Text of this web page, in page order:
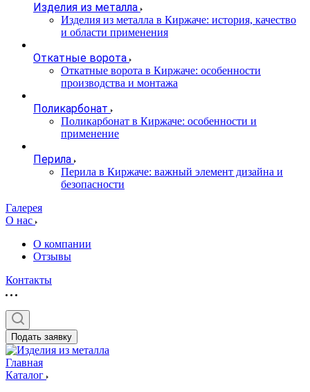
Изделия из металла
Изделия из металла в Киржаче: история, качество
и области применения
Откатные ворота
Откатные ворота в Киржаче: особенности
производства и монтажа
Поликарбонат
Поликарбонат в Киржаче: особенности и
применение
Перила
Перила в Киржаче: важный элемент дизайна и
безопасности
Галерея
О нас
О компании
Отзывы
Контакты
Подать заявку
Главная
Каталог